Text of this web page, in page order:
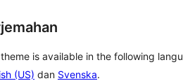
is available in the following
(US) dan Svenska.